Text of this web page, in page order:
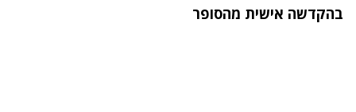
בהקדשה אישית מהסופר